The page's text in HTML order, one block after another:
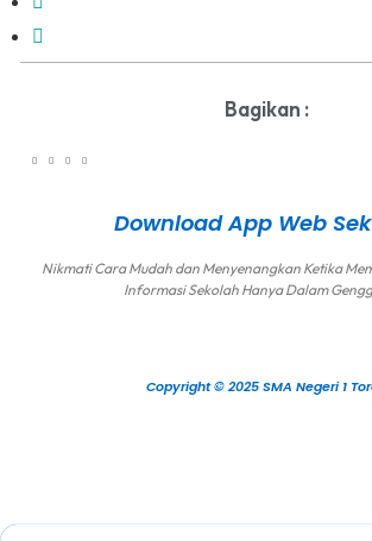
Bagikan :
Download App Web
Nikmati Cara Mudah dan Menyenangkan Ketika
Informasi Sekolah Hanya Dalam
Copyright © 2025 SMA Negeri 1